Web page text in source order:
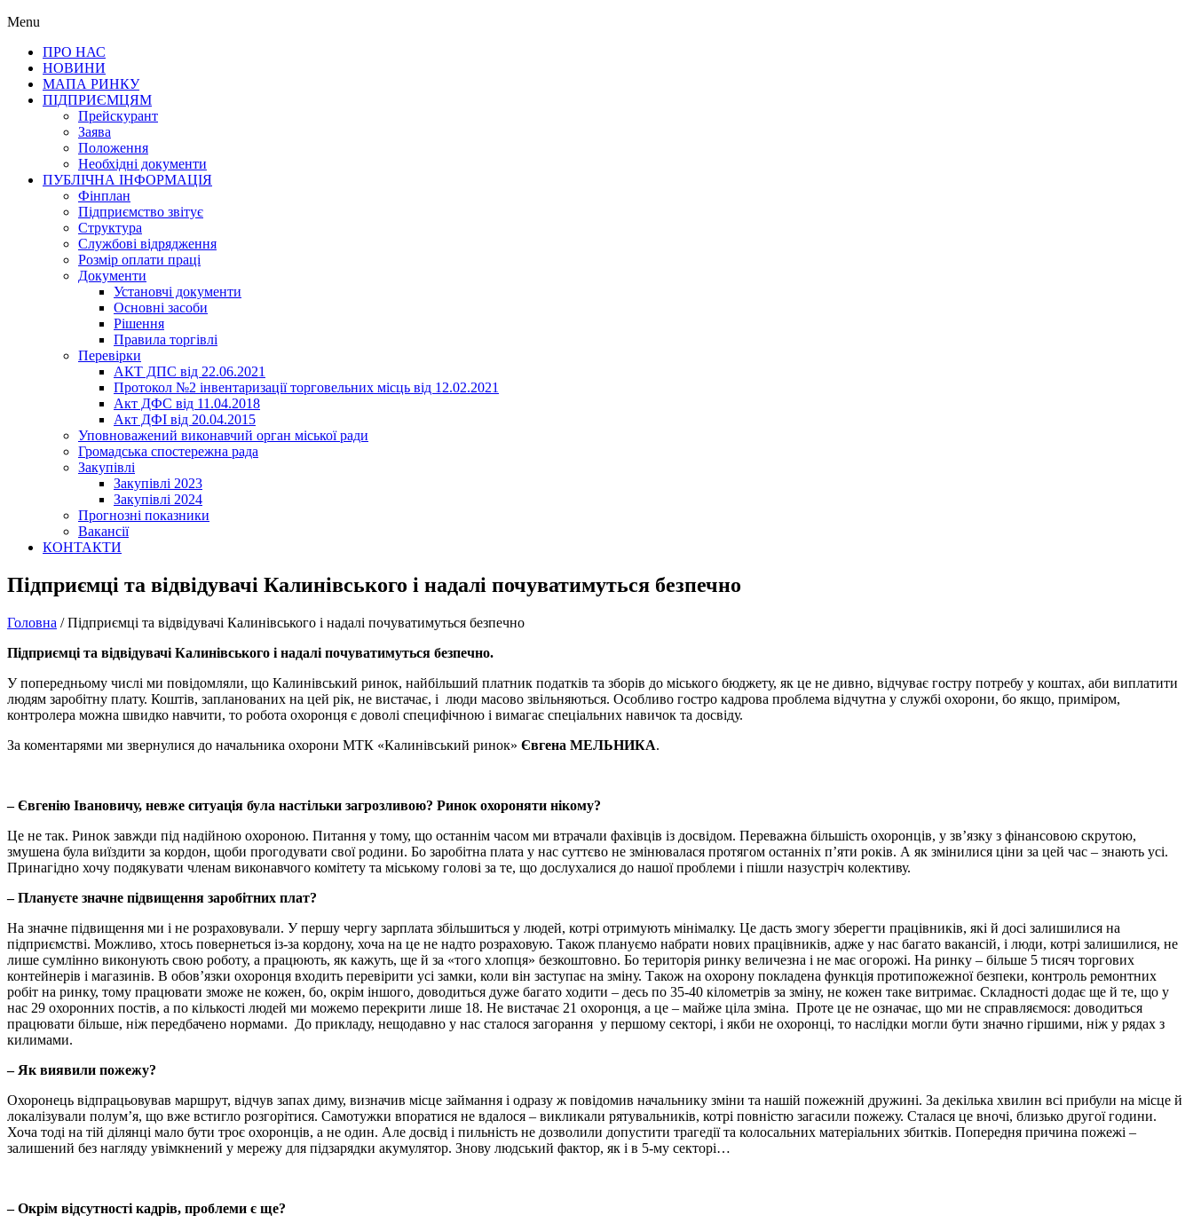
Menu
ПРО НАС
НОВИНИ
МАПА РИНКУ
ПІДПРИЄМЦЯМ
Прейскурант
Заява
Положення
Необхідні документи
ПУБЛІЧНА ІНФОРМАЦІЯ
Фінплан
Підприємство звітує
Структура
Службові відрядження
Розмір оплати праці
Документи
Установчі документи
Основні засоби
Рішення
Правила торгівлі
Перевірки
АКТ ДПС від 22.06.2021
Протокол №2 інвентаризації торговельних місць від 12.02.2021
Акт ДФС від 11.04.2018
Акт ДФІ від 20.04.2015
Уповноважений виконавчий орган міської ради
Громадська спостережна рада
Закупівлі
Закупівлі 2023
Закупівлі 2024
Прогнозні показники
Вакансії
КОНТАКТИ
Підприємці та відвідувачі Калинівського і надалі почуватимуться безпечно
Головна / Підприємці та відвідувачі Калинівського і надалі почуватимуться безпечно
Підприємці та відвідувачі Калинівського і надалі почуватимуться безпечно.
У попередньому числі ми повідомляли, що Калинівський ринок, найбільший платник податків та зборів до міського бюджету, як це не дивно, відчуває гостру потребу у коштах, аби виплатити
людям заробітну плату. Коштів, запланованих на цей рік, не вистачає, і люди масово звільняються. Особливо гостро кадрова проблема відчутна у службі охорони, бо якщо, приміром,
контролера можна швидко навчити, то робота охоронця є доволі специфічною і вимагає спеціальних навичок та досвіду.
За коментарями ми звернулися до начальника охорони МТК «Калинівський ринок» Євгена МЕЛЬНИКА.
–Євгенію Івановичу, невже ситуація була настільки загрозливою? Ринок охороняти нікому?
Це не так. Ринок завжди під надійною охороною. Питання у тому, що останнім часом ми втрачали фахівців із досвідом. Переважна більшість охоронців, у зв’язку з фінансовою скрутою,
змушена була виїздити за кордон, щоби прогодувати свої родини. Бо заробітна плата у нас суттєво не змінювалася протягом останніх п’яти років. А як змінилися ціни за цей час – знають усі.
Принагідно хочу подякувати членам виконавчого комітету та міському голові за те, що дослухалися до нашої проблеми і пішли назустріч колективу.
– Плануєте значне підвищення заробітних плат?
На значне підвищення ми і не розраховували. У першу чергу зарплата збільшиться у людей, котрі отримують мінімалку. Це дасть змогу зберегти працівників, які й досі залишилися на
підприємстві. Можливо, хтось повернеться із-за кордону, хоча на це не надто розраховую. Також плануємо набрати нових працівників, адже у нас багато вакансій, і люди, котрі залишилися, не
лише сумлінно виконують свою роботу, а працюють, як кажуть, ще й за «того хлопця» безкоштовно. Бо територія ринку величезна і не має огорожі. На ринку – більше 5 тисяч торгових
контейнерів і магазинів. В обов’язки охоронця входить перевірити усі замки, коли він заступає на зміну. Також на охорону покладена функція протипожежної безпеки, контроль ремонтних
робіт на ринку, тому працювати зможе не кожен, бо, окрім іншого, доводиться дуже багато ходити – десь по 35-40 кілометрів за зміну, не кожен таке витримає. Складності додає ще й те, що у
нас 29 охоронних постів, а по кількості людей ми можемо перекрити лише 18. Не вистачає 21 охоронця, а це – майже ціла зміна. Проте це не означає, що ми не справляємося: доводиться
працювати більше, ніж передбачено нормами. До прикладу, нещодавно у нас сталося загорання у першому секторі, і якби не охоронці, то наслідки могли бути значно гіршими, ніж у рядах з
килимами.
– Як виявили пожежу?
Охоронець відпрацьовував маршрут, відчув запах диму, визначив місце займання і одразу ж повідомив начальнику зміни та нашій пожежній дружині. За декілька хвилин всі прибули на місце й
локалізували полум’я, що вже встигло розгорітися. Самотужки впоратися не вдалося – викликали рятувальників, котрі повністю загасили пожежу. Сталася це вночі, близько другої години.
Хоча тоді на тій ділянці мало бути троє охоронців, а не один. Але досвід і пильність не дозволили допустити трагедії та колосальних матеріальних збитків. Попередня причина пожежі –
залишений без нагляду увімкнений у мережу для підзарядки акумулятор. Знову людський фактор, як і в 5-му секторі…
– Окрім відсутності кадрів, проблеми є ще?